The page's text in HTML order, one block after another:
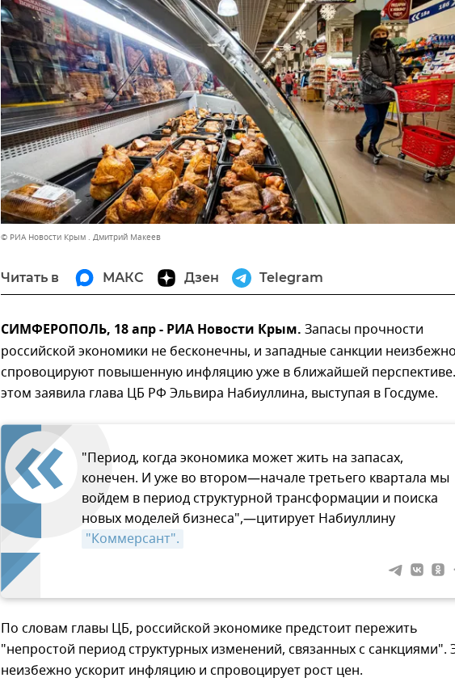
© РИА Новости Крым . Дмитрий Макеев
Читать в МАКС Дзен Telegram
СИМФЕРОПОЛЬ, 18 апр - РИА Новости Крым. Запасы прочности
российской экономики не бесконечны, и западные санкции
спровоцируют повышенную инфляцию уже в ближайшей
этом заявила глава ЦБ РФ Эльвира Набиуллина, выступая в Госдуме.
"Период, когда экономика может жить на запасах,
конечен. И уже во втором—начале третьего квартала мы
войдем в период структурной трансформации и поиска
новых моделей бизнеса",—цитирует Набиуллину
"Коммерсант".
По словам главы ЦБ, российской экономике предстоит пережить
"непростой период структурных изменений, связанных с санкциями".
неизбежно ускорит инфляцию и спровоцирует рост цен.